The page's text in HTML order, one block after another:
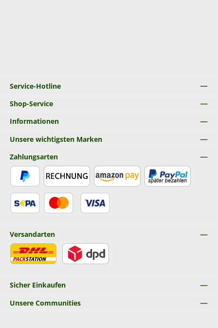
Service-Hotline
Shop-Service
Informationen
Unsere wichtigsten Marken
Sicher Einkaufen
Unsere Communities
Zahlungsarten
Versandarten